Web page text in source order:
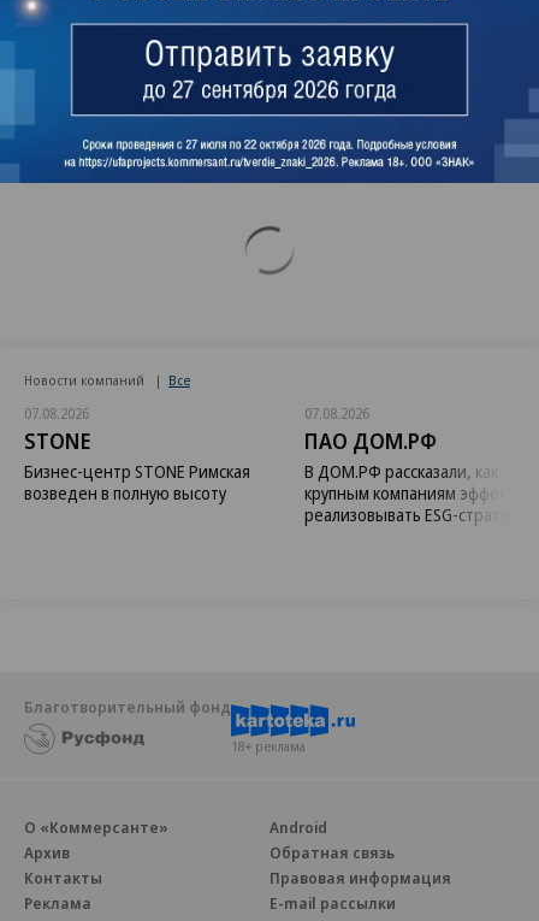
Читайте нас вДзене и воВконтакте
Новости компаний Все
07.08.2026
STONE
Бизнес-центр STONE Римская
возведен в полную высоту
07.08.2026
ПАО ДОМ.РФ
В ДОМ.РФ рассказали, как
крупным компаниям
реализовывать ESG-стратегию
Благотворительный фонд
18+ реклама
О «Коммерсанте»
Архив
Контакты
Реклама
Android
Обратная связь
Правовая информация
E-mail рассылки